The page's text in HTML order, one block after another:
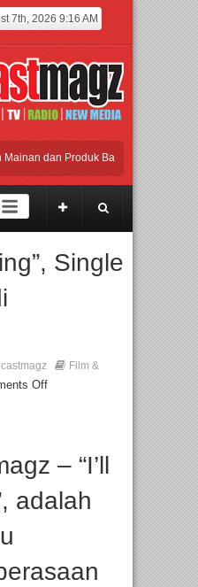
7th, 2026 9:16 AM
dan Produk Bayi dari Seluruh Dunia,
Industri Gifts dan Housewares Asia
Lokal, BIRKENSTOCK INDONESIA
dan Produk Bayi dari Seluruh Dunia,
Single
Film &
Off
– “I’ll
adalah